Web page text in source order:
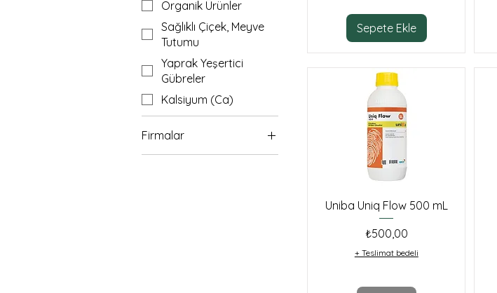
Organik Ürünler
Sağlıklı Çiçek, Meyve
Tutumu
Yaprak Yeşertici
Gübreler
Kalsiyum (Ca)
Firmalar
Sepete Ekle
Uniba Uniq Flow 500 mL
Fiyat
₺500,00
+ Teslimat bedeli